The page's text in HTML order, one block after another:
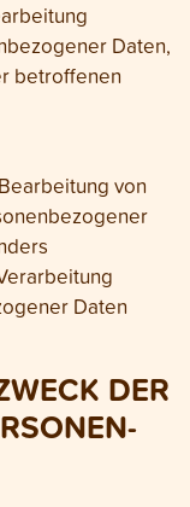
Daten,
betroffenen
von
Daten
DER